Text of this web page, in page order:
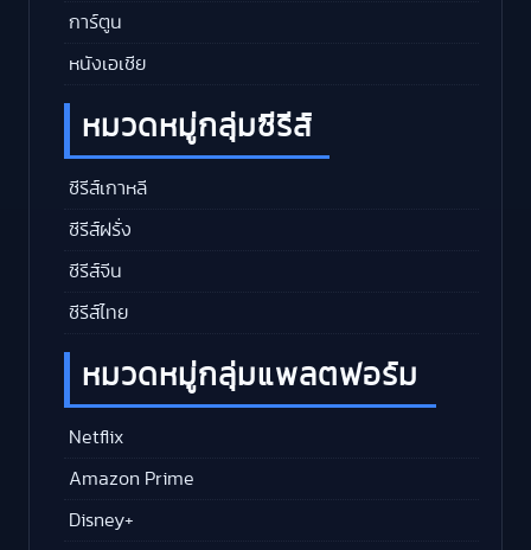
การ์ตูน
หนังเอเชีย
หมวดหมู่กลุ่มซีรีส์
ซีรีส์เกาหลี
ซีรีส์ฝรั่ง
ซีรีส์จีน
ซีรีส์ไทย
หมวดหมู่กลุ่มแพลตฟอร์ม
Netflix
Amazon Prime
Disney+